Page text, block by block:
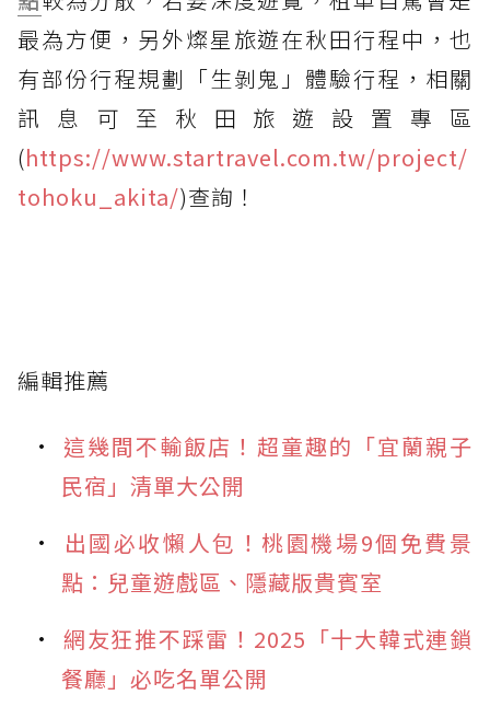
最為方便，另外燦星旅遊在秋田行程中，也
有部份行程規劃「生剝鬼」體驗行程，相關
訊息可至秋田旅遊設置專區
(https://www.startravel.com.tw/project/
tohoku_akita/)查詢！
編輯推薦
這幾間不輸飯店！超童趣的「宜蘭親子
民宿」清單大公開
出國必收懶人包！桃園機場9個免費景
點：兒童遊戲區、隱藏版貴賓室
網友狂推不踩雷！2025「十大韓式連鎖
餐廳」必吃名單公開